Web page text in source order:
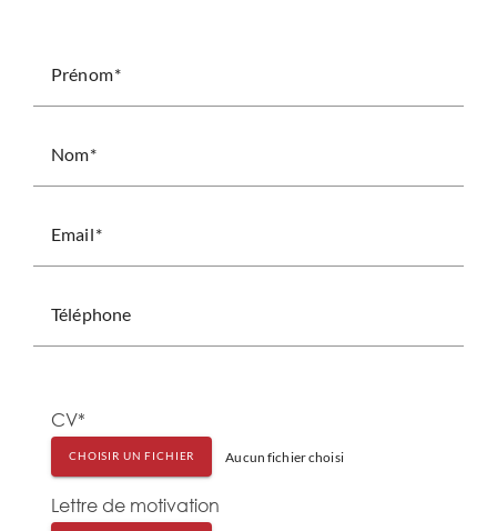
Prénom
Nom
Email
Téléphone
CV*
CHOISIR UN FICHIER Aucun fichier choisi
Lettre de motivation